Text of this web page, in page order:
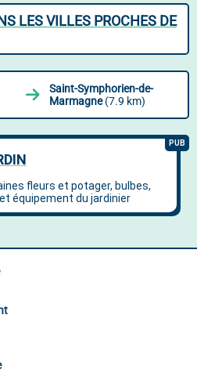
LES VILLES PROCHES DE
Saint-Symphorien-de-
Marmagne(7.9 km)